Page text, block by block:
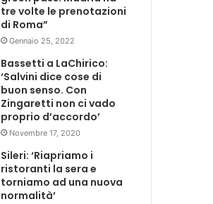
tre volte le prenotazioni
di Roma”
Gennaio 25, 2022
Bassetti a LaChirico:
‘Salvini dice cose di
buon senso. Con
Zingaretti non ci vado
proprio d’accordo’
Novembre 17, 2020
Sileri: ‘Riapriamo i
ristoranti la sera e
torniamo ad una nuova
normalità’